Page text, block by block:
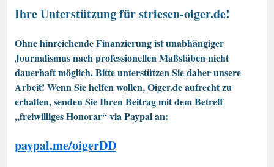
Ihre Unterstützung für striesen-oiger.de!
Ohne hinreichende Finanzierung ist unabhängiger
Journalismus nach professionellen Maßstäben nicht
dauerhaft möglich. Bitte unterstützen Sie daher unsere
Arbeit! Wenn Sie helfen wollen, Oiger.de aufrecht zu
erhalten, senden Sie Ihren Beitrag mit dem Betreff
„freiwilliges Honorar“ via Paypal an:
paypal.me/oigerDD